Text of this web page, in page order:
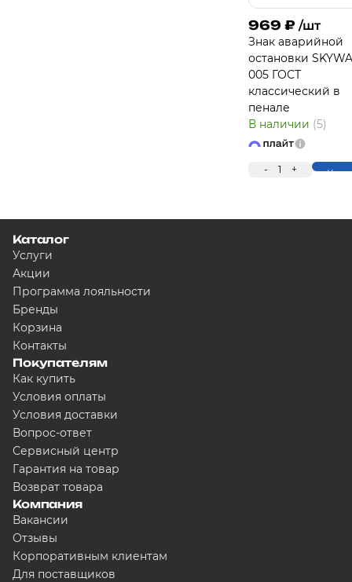
969 ₽ /шт
Знак аварийной
остановки
005 ГОСТ
классический в
пенале
В наличии (5)
- 1 +
Каталог
Услуги
Акции
Программа лояльности
Бренды
Корзина
Контакты
Покупателям
Как купить
Условия оплаты
Условия доставки
Вопрос-ответ
Сервисный центр
Гарантия на товар
Возврат товара
Компания
Вакансии
Отзывы
Корпоративным клиентам
Для поставщиков